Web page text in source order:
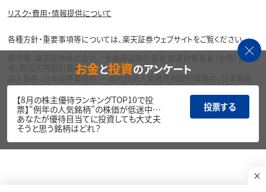
リスク・費用・情報提供について
各種方針・重要事項等については、楽天証券ウェブサイトをご覧ください。
商号等：楽天証券株式会社／金融商品取引業者 関東財務局長（金商）第195
号、商品先物取引業者
加入協会：日本証券業協会、一般社団法人金融先物取引業協会、日本商品
先物取引協会、一般社団法人第二種金融商品取引業協会、一般社団法人資
産運用業協会
Copyright©
1999-2026 Rakuten Securities, Inc. All
お金と投資のアンケート
【8月の株主優待ランキングTOP10で投
票】“例年の人気銘柄”の株価が低迷中…
あなたが優待目当てに投資しても大丈夫
そうと思う銘柄はどれ？
投票する